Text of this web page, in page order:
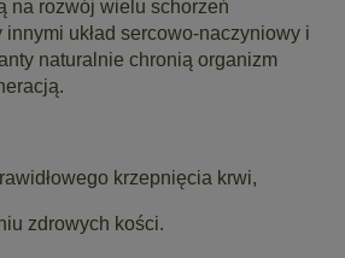
na rozwój wielu schorzeń
układ sercowo-naczyniowy i
naturalnie chronią organizm
krzepnięcia krwi,
zdrowych kości.